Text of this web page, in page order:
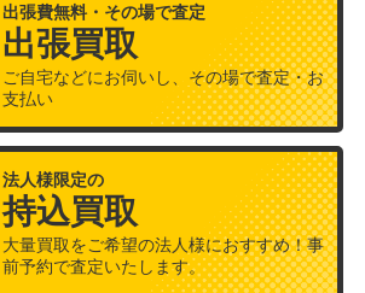
出張費無料・その場で査定
出張買取
ご自宅などにお伺いし、その場で査定・お
支払い
法人様限定の
持込買取
大量買取をご希望の法人様におすすめ！事
前予約で査定いたします。